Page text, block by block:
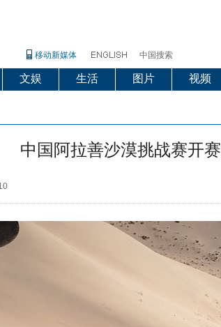
移动新媒体 中国搜索
文娱 生活 图片 视频
中国阿拉善沙漠挑战赛开赛